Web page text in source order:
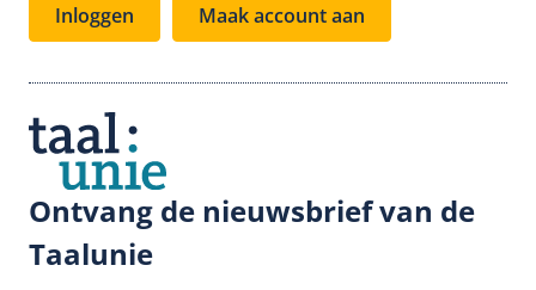
Inloggen Maak account aan
Ontvang de nieuwsbrief van de
Taalunie